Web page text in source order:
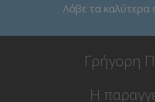
Λάβε τα καλύτερα
Γρήγορη
Η